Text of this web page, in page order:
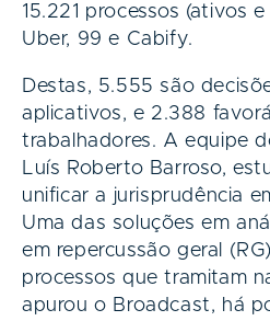
15.221 processos (ativos
Uber, 99 e Cabify.
Destas, 5.555 são
aplicativos, e 2.388
trabalhadores. A equipe
Luís Roberto Barroso,
unificar a jurisprudência
Uma das soluções em
em repercussão geral
processos que tramitam
apurou o Broadcast, há